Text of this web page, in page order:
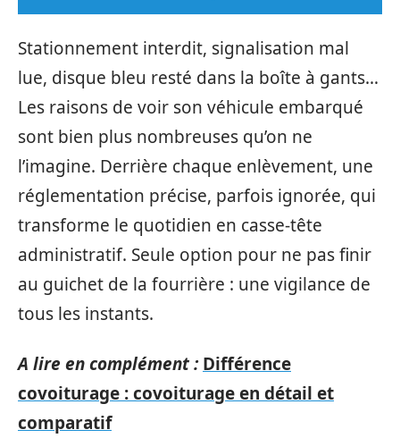
Stationnement interdit, signalisation mal
lue, disque bleu resté dans la boîte à gants…
Les raisons de voir son véhicule embarqué
sont bien plus nombreuses qu’on ne
l’imagine. Derrière chaque enlèvement, une
réglementation précise, parfois ignorée, qui
transforme le quotidien en casse-tête
administratif. Seule option pour ne pas finir
au guichet de la fourrière : une vigilance de
tous les instants.
A lire en complément : Différence
covoiturage : covoiturage en détail et
comparatif